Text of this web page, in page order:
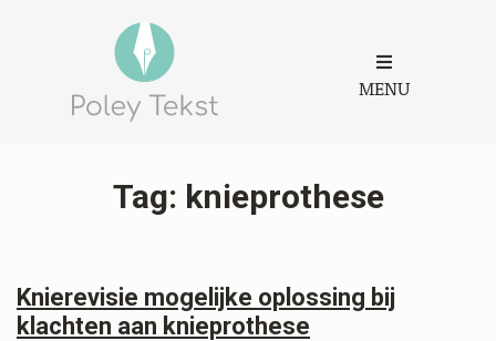
MENU
Tag: knieprothese
Knierevisie mogelijke oplossing bij
klachten aan knieprothese